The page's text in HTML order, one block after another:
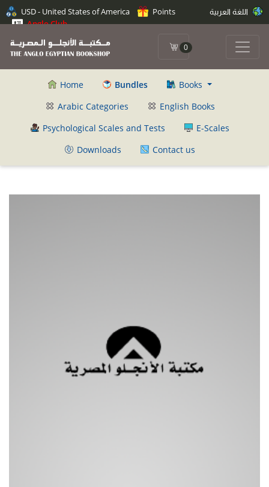
USD - United States of America
Points
Anglo Club
0
Home Bundles
Books
Arabic Categories
English Books
Psychological Scales and Tests
E-Scales
Downloads
Contact us